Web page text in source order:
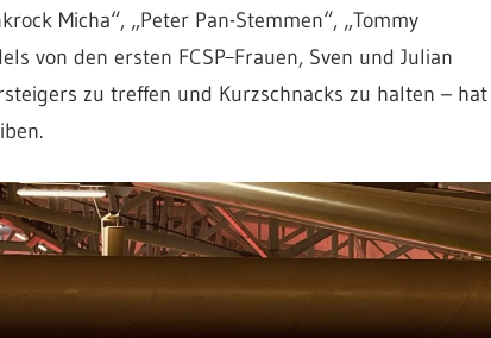
Micha“, „Peter Pan-Stemmen“, „Tommy
von den ersten FCSP Frauen, Sven und Julian
zu treffen und Kurzschnacks zu halten – hat